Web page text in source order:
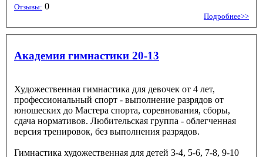
Отзывы: 0
Подробнее>>
Академия гимнастики 20-13
Художественная гимнастика для девочек от 4 лет,
профессиональный спорт - выполнение разрядов от
юношеских до Мастера спорта, соревнования, сборы,
сдача нормативов. Любительская группа - облегченная
версия тренировок, без выполнения разрядов.
Гимнастика художественная для детей 3-4, 5-6, 7-8, 9-10